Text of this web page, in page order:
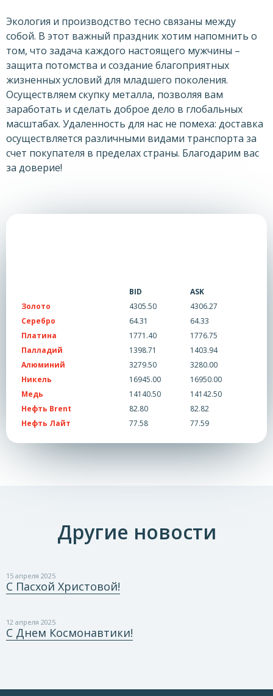
Экология и производство тесно связаны между
собой. В этот важный праздник хотим напомнить о
том, что задача каждого настоящего мужчины –
защита потомства и создание благоприятных
жизненных условий для младшего поколения.
Осуществляем скупку металла, позволяя вам
заработать и сделать доброе дело в глобальных
масштабах. Удаленность для нас не помеха: доставка
осуществляется различными видами транспорта за
счет покупателя в пределах страны. Благодарим вас
за доверие!
BID
ASK
Золото
4305.50
4306.27
Серебро
64.31
64.33
Платина
1771.40
1776.75
Палладий
1398.71
1403.94
Алюминий
3279.50
3280.00
Никель
16945.00
16950.00
Медь
14140.50
14142.50
Нефть Brent
82.80
82.82
Нефть Лайт
77.58 77.59
Другие новости
15 апреля 2025
С Пасхой Христовой!
12 апреля 2025
С Днем Космонавтики!